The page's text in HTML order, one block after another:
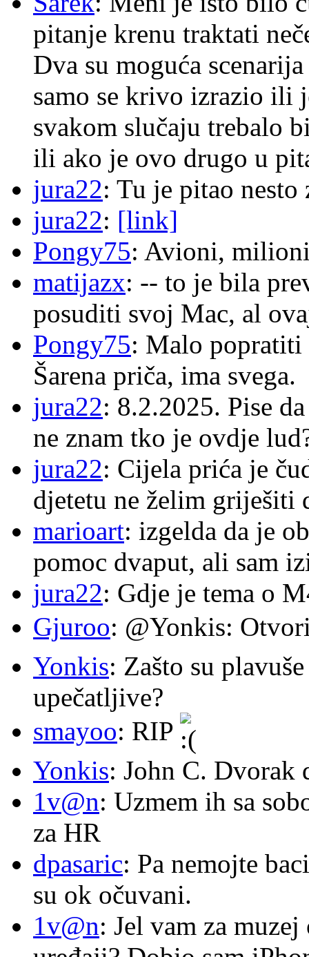
pitanje krenu traktati
Dva su moguća
samo se krivo izrazio ili
svakom slučaju trebalo
ili ako je ovo drugo u
jura22: Tu je pitao
jura22: [link]
Pongy75: Avioni,
matijazx: -- to je bila
posuditi svoj Mac, al
Pongy75: Malo popratiti
Šarena priča, ima svega.
jura22: 8.2.2025. Pise
ne znam tko je ovdje
jura22: Cijela prića je
djetetu ne želim griješiti
marioart: izgelda da je
pomoc dvaput, ali sam
jura22: Gdje je tema o
Gjuroo: @Yonkis:
Yonkis: Zašto su
upečatljive?
smayoo: RIP
Yonkis: John C. Dvorak
1v@n: Uzmem ih sa
za HR
dpasaric: Pa nemojte
su ok očuvani.
1v@n: Jel vam za